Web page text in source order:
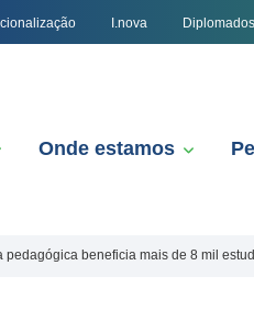
I.nova Diplomados
Onde estamos
pedagógica beneficia mais de 8 mil